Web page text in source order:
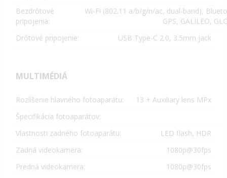
Bezdrôtové
pripojenia:
Wi-Fi (802.11 a/b/g/n/ac, dual-band),
GPS, GALILEO,
Drôtové pripojenie:
USB Type-C 2.0, 3.5mm jack
MULTIMÉDIÁ
Rozlíšenie hlavného fotoaparátu:
13 + Auxiliary lens MPx
Špecifikácia fotoaparátov:
Vlastnosti zadného fotoaparátu:
LED flash, HDR
Zadná videokamera:
1080p@30fps
Predná videokamera:
1080p@30fps